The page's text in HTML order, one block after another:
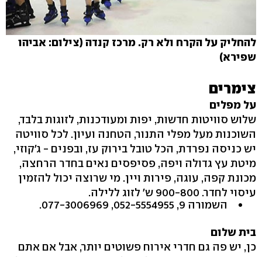
להחליק על הקרח ולא רק. מרכז קנדה (צילום: אביהו
שפירא)
צימרים
על מפלים
שלוש סוויטות חדשות, יפות ומעודכנות, לזוגות בלבד,
השוכנות מעל מפלי התנור, הטחנה ועיון. לכל סוויטה
יש כניסה נפרדת, הכל טובל בירוק עז, ובפנים - ג'קוזי,
מיטת עץ גדולה ויפה, פסיפסים נאים בחדר הרחצה,
מכונת קפה, עוגה, פירות ויין. מי שרוצה יכול להזמין
עיסוי לחדר. ‭900-800‬ ש' לזוג ללילה.
השמורה ‭.077-3006969 ,052-5554955 ,9‬
בית שלום
כן, יש פה גם חדרי אירוח פשוטים יותר, אבל אם אתם